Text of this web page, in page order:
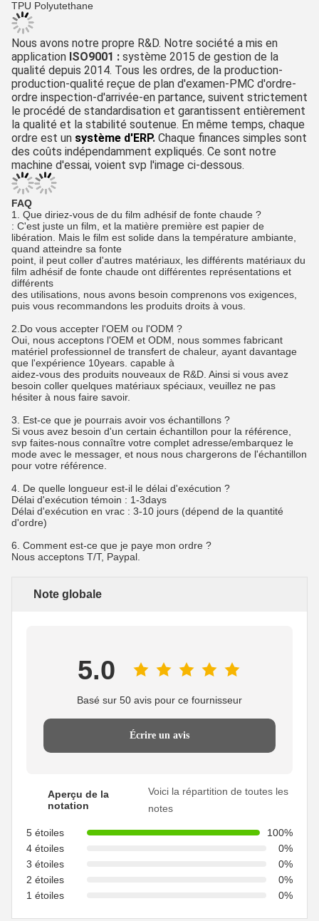
TPU Polyutethane
Nous avons notre propre R&D. Notre société a mis en
application ISO9001 : système 2015 de gestion de la
qualité depuis 2014. Tous les ordres, de la production-
production-qualité reçue de plan d'examen-PMC d'ordre-
ordre inspection-d'arrivée-en partance, suivent strictement
le procédé de standardisation et garantissent entièrement
la qualité et la stabilité soutenue. En même temps, chaque
ordre est un système d'ERP. Chaque finances simples sont
des coûts indépendamment expliqués. Ce sont notre
machine d'essai, voient svp l'image ci-dessous.
FAQ
1. Que diriez-vous de du film adhésif de fonte chaude ?
: C'est juste un film, et la matière première est papier de
libération. Mais le film est solide dans la température ambiante,
quand atteindre sa fonte
point, il peut coller d'autres matériaux, les différents matériaux du
film adhésif de fonte chaude ont différentes représentations et
différents
des utilisations, nous avons besoin comprenons vos exigences,
puis vous recommandons les produits droits à vous.
2.Do vous accepter l'OEM ou l'ODM ?
Oui, nous acceptons l'OEM et ODM, nous sommes fabricant
matériel professionnel de transfert de chaleur, ayant davantage
que l'expérience 10years. capable à
aidez-vous des produits nouveaux de R&D. Ainsi si vous avez
besoin coller quelques matériaux spéciaux, veuillez ne pas
hésiter à nous faire savoir.
3. Est-ce que je pourrais avoir vos échantillons ?
Si vous avez besoin d'un certain échantillon pour la référence,
svp faites-nous connaître votre complet adresse/embarquez le
mode avec le messager, et nous nous chargerons de l'échantillon
pour votre référence.
4. De quelle longueur est-il le délai d'exécution ?
Délai d'exécution témoin : 1-3days
Délai d'exécution en vrac : 3-10 jours (dépend de la quantité
d'ordre)
6. Comment est-ce que je paye mon ordre ?
Nous acceptons T/T, Paypal.
Note globale
5.0
Basé sur 50 avis pour ce fournisseur
Écrire un avis
Aperçu de la
notation
Voici la répartition de toutes les
notes
5 étoiles
100%
4 étoiles
0%
3 étoiles
0%
2 étoiles
0%
1 étoiles
0%